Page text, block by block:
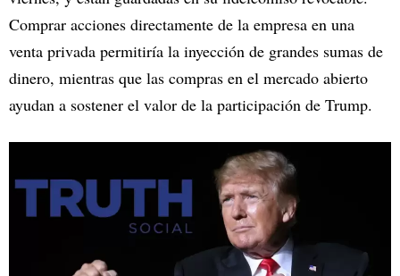
Comprar acciones directamente de la empresa en una
venta privada permitiría la inyección de grandes sumas de
dinero, mientras que las compras en el mercado abierto
ayudan a sostener el valor de la participación de Trump.